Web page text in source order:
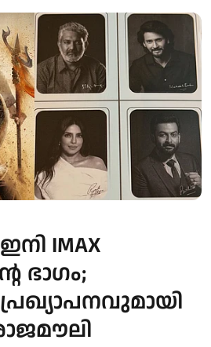
IMAX
ഭാഗം;